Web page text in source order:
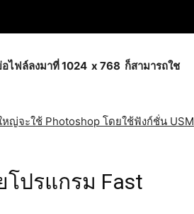
ไฟล์ลงมาที่ 1024 x 768 ก็สามารถใช
ญ่จะใช้ Photoshop โดยใช้ฟังก์ชั่น USM
ปรแกรม Fast